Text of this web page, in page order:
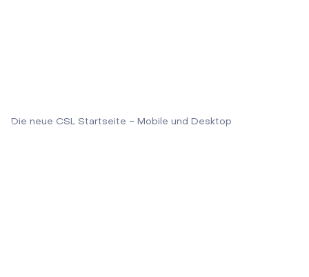
Die neue CSL Startseite - Mobile und Desktop